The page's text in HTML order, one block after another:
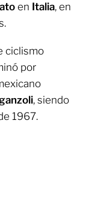
en Italia, en
ciclismo
por
, siendo
1967.